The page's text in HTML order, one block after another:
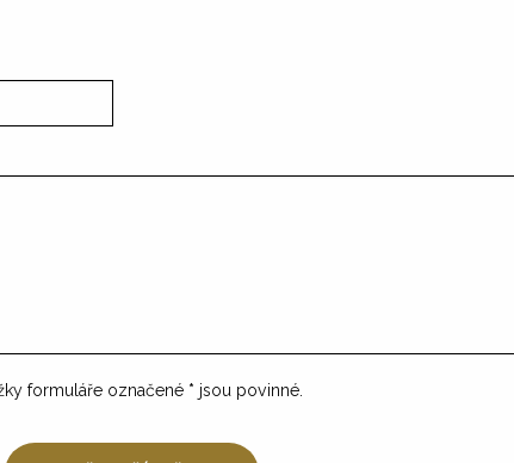
formuláře označené * jsou povinné.